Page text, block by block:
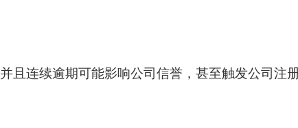
且连续逾期可能影响公司信誉，甚至触发公司注